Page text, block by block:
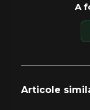
A
Articole